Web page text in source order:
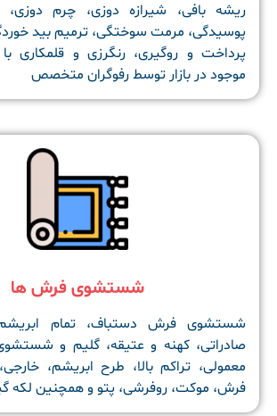
ریشه بافی، شیرازه دوزی، چرم دوزی،
پوسیدگی، مرمت سوختگی، ترمیم بید
پرداخت و روگیری، رنگرزی و قلمکاری
موجود در بازار توسط رفوگران متخصص
شستشوی فرش ها
شستشوی فرش دستباف، تمام
صادراتی، کهنه و عتیقه، گلیم و
معمولی، تراکم بالا، طرح ابریشم،
فرش، موکت، روفرشی، پتو و همچنین لکه